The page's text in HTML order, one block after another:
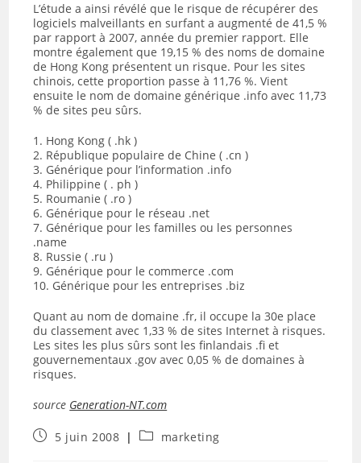
L’étude a ainsi révélé que le risque de récupérer des
logiciels malveillants en surfant a augmenté de 41,5 %
par rapport à 2007, année du premier rapport. Elle
montre également que 19,15 % des noms de domaine
de Hong Kong présentent un risque. Pour les sites
chinois, cette proportion passe à 11,76 %. Vient
ensuite le nom de domaine générique .info avec 11,73
% de sites peu sûrs.
1. Hong Kong ( .hk )
2. République populaire de Chine ( .cn )
3. Générique pour l’information .info
4. Philippine ( . ph )
5. Roumanie ( .ro )
6. Générique pour le réseau .net
7. Générique pour les familles ou les personnes
.name
8. Russie ( .ru )
9. Générique pour le commerce .com
10. Générique pour les entreprises .biz
Quant au nom de domaine .fr, il occupe la 30e place
du classement avec 1,33 % de sites Internet à risques.
Les sites les plus sûrs sont les finlandais .fi et
gouvernementaux .gov avec 0,05 % de domaines à
risques.
source Generation-NT.com
Publication
5 juin 2008
Postmarketing